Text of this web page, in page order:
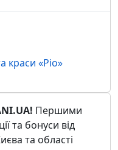
краси «Ріо»
Першими
та бонуси від
та області